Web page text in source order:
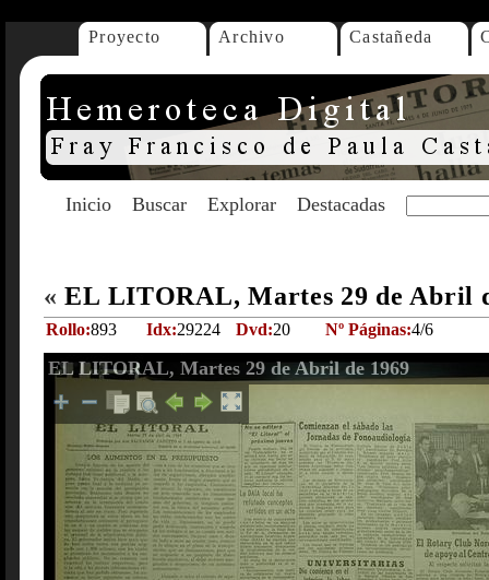
Proyecto Archivo Castañeda
Inicio Buscar Explorar Destacadas
« EL LITORAL, Martes 29 de Abril
Rollo:893 Idx:29224 Dvd:20 Nº Páginas:4/6
EL LITORAL, Martes 29 de Abril de 1969